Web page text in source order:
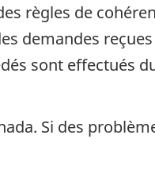
règles de
demandes
sont effectués
Si des